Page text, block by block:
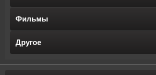
Фильмы
Другое